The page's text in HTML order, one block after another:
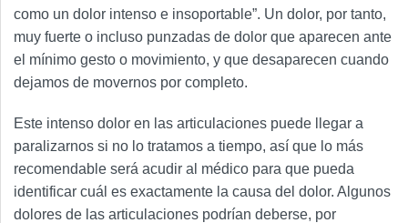
como un dolor intenso e insoportable”. Un dolor, por tanto,
muy fuerte o incluso punzadas de dolor que aparecen ante
el mínimo gesto o movimiento, y que desaparecen cuando
dejamos de movernos por completo.
Este intenso dolor en las articulaciones puede llegar a
paralizarnos si no lo tratamos a tiempo, así que lo más
recomendable será acudir al médico para que pueda
identificar cuál es exactamente la causa del dolor. Algunos
dolores de las articulaciones podrían deberse, por